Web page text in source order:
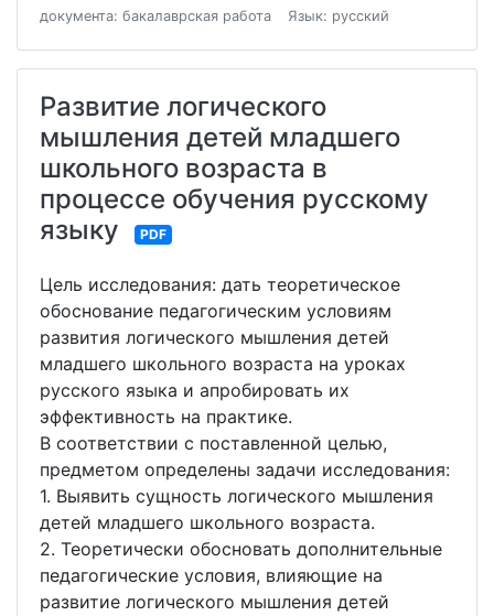
документа: бакалаврская работа
Язык: русский
Развитие логического
мышления детей младшего
школьного возраста в
процессе обучения русскому
языку
PDF
Цель исследования: дать теоретическое
обоснование педагогическим условиям
развития логического мышления детей
младшего школьного возраста на уроках
русского языка и апробировать их
эффективность на практике.
В соответствии с поставленной целью,
предметом определены задачи исследования:
1. Выявить сущность логического мышления
детей младшего школьного возраста.
2. Теоретически обосновать дополнительные
педагогические условия, влияющие на
развитие логического мышления детей